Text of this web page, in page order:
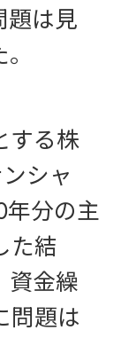
題は見
する株
シャ
年分の主
た結
資金繰
問題は